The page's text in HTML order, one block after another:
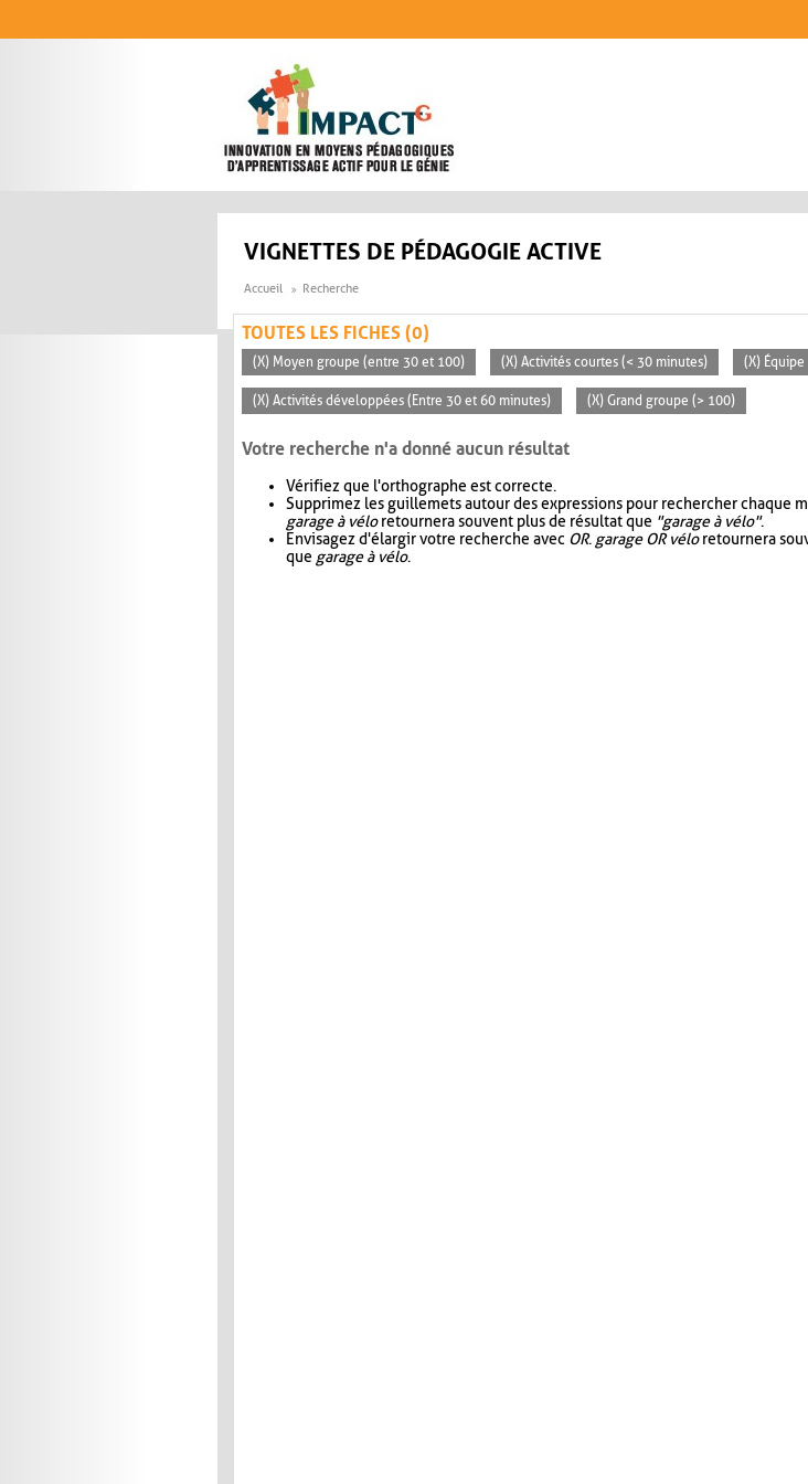
VIGNETTES DE PÉDAGOGIE ACTIVE
Accueil Recherche
TOUTES LES FICHES (0)
(X) Moyen groupe (entre 30 et 100) (X) Activités courtes (< 30 minutes) (X) Équipe
(X) Activités développées (Entre 30 et 60 minutes) (X) Grand groupe (> 100)
Votre recherche n'a donné aucun résultat
Vérifiez que l'orthographe est correcte.
Supprimez les guillemets autour des expressions pour rechercher chaque
garage à véloretournera souvent plus de résultat que "garage à vélo".
Envisagez d'élargir votre recherche avec OR. garage OR véloretournera
que garage à vélo.